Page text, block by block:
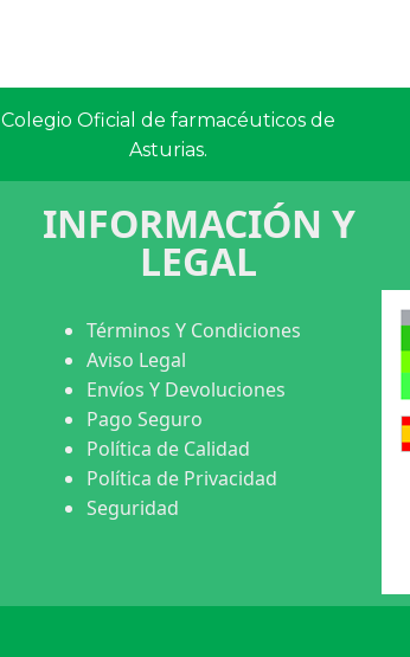
Colegio Oficial de farmacéuticos de
Asturias.
INFORMACIÓN Y
LEGAL
Términos Y Condiciones
Aviso Legal
Envíos Y Devoluciones
Pago Seguro
Política de Calidad
Política de Privacidad
Seguridad